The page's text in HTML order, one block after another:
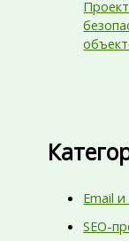
Email
SEO-